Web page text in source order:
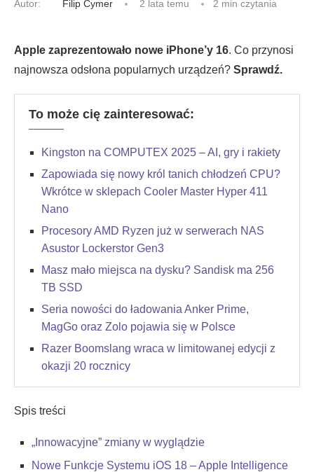
Autor: Filip Cymer 2 lata temu 2 min czytania
Apple zaprezentowało nowe iPhone’y 16. Co przynosi
najnowsza odsłona popularnych urządzeń? Sprawdź.
To może cię zainteresować:
Kingston na COMPUTEX 2025 – AI, gry i rakiety
Zapowiada się nowy król tanich chłodzeń CPU?
Wkrótce w sklepach Cooler Master Hyper 411
Nano
Procesory AMD Ryzen już w serwerach NAS
Asustor Lockerstor Gen3
Masz mało miejsca na dysku? Sandisk ma 256
TB SSD
Seria nowości do ładowania Anker Prime,
MagGo oraz Zolo pojawia się w Polsce
Razer Boomslang wraca w limitowanej edycji z
okazji 20 rocznicy
Spis treści
„Innowacyjne” zmiany w wyglądzie
Nowe Funkcje Systemu iOS 18 – Apple Intelligence